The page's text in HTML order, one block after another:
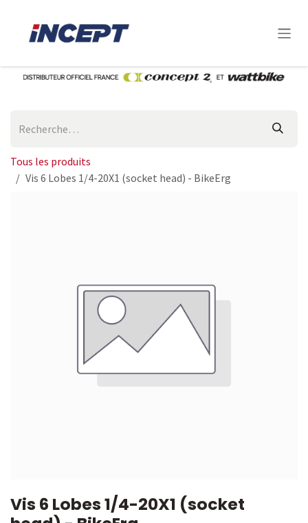
Tous les produits
Vis 6 Lobes 1/4-20X1 (socket head) - BikeErg
Vis 6 Lobes 1/4-20X1 (socket